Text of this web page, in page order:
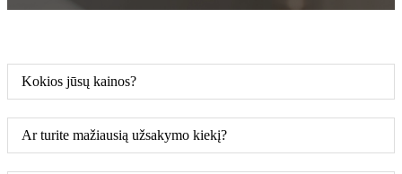
Kokios jūsų kainos?
Ar turite mažiausią užsakymo kiekį?